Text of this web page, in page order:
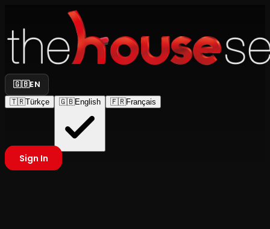
🇬🇧EN
🇹🇷Türkçe 🇬🇧English 🇫🇷Français
Sign In